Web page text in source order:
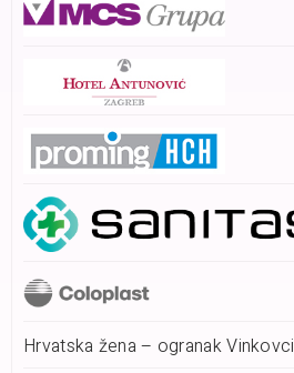
Hrvatska žena – ogranak Vinkovci